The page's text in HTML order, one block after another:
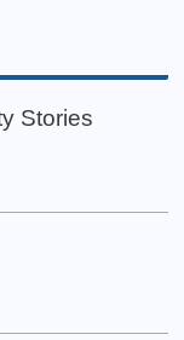
Stories